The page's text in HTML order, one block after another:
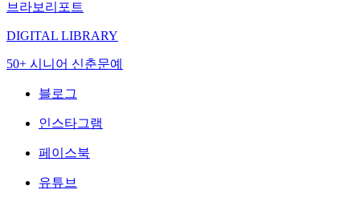
브라보리포트
DIGITAL LIBRARY
50+ 시니어 신춘문예
블로그
인스타그램
페이스북
유튜브